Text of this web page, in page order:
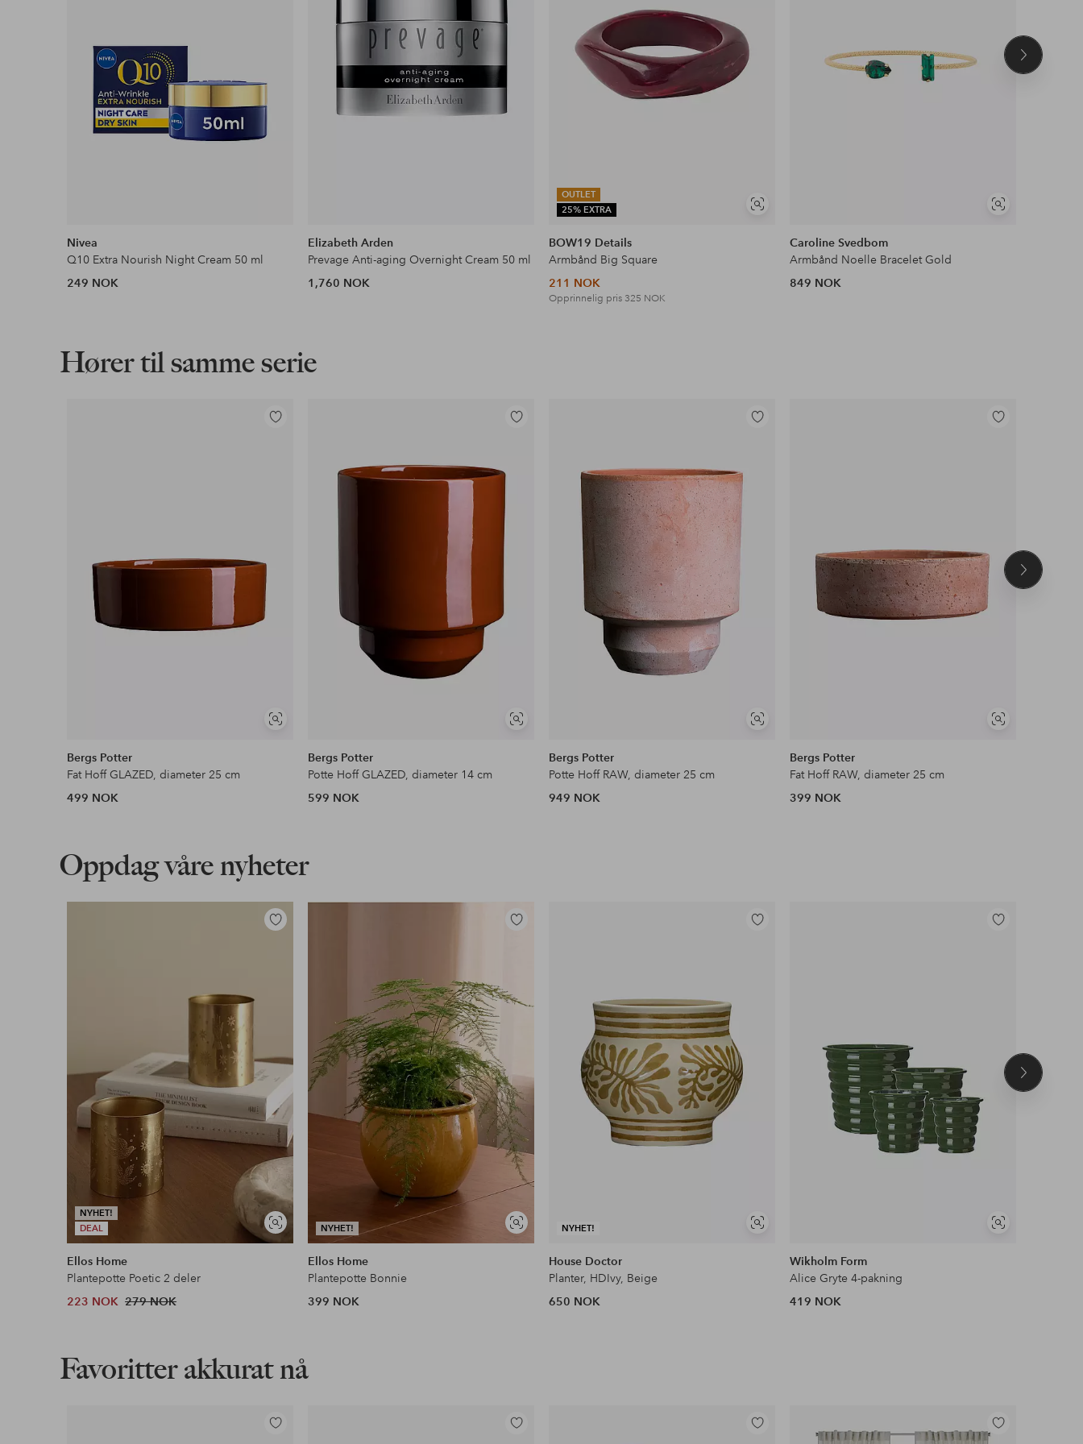
Nivea
Q10 Extra Nourish Night Cream 50 ml
249 NOK
Elizabeth Arden
Prevage Anti-aging Overnight Cream 50 ml
1,760 NOK
OUTLET
25% EXTRA
Vis
BOW19 Details
Armbånd Big Square
211 NOK
Opprinnelig pris 325 NOK
Vis
Caroline Svedbom
Armbånd Noelle Bracelet Gold
849 NOK
Neste
Hører til samme serie
Vis
Legg
Bergs Potter
Fat Hoff GLAZED, diameter 25 cm
499 NOK
Vis
Legg
Bergs Potter
Potte Hoff GLAZED, diameter 14 cm
599 NOK
Vis
Legg
Bergs Potter
Potte Hoff RAW, diameter 25 cm
949 NOK
Vis
Legg
Bergs Potter
Fat Hoff RAW, diameter 25 cm
399 NOK
Neste
Oppdag våre nyheter
NYHET!
DEAL
Vis
lignende
Legg
Ellos Home
Plantepotte Poetic 2 deler
223 NOK 279 NOK
NYHET!
Vis
lignende
Legg
Ellos Home
Plantepotte Bonnie
399 NOK
NYHET!
Vis
Legg
House Doctor
Planter, HDIvy, Beige
650 NOK
Vis
Legg
Wikholm Form
Alice Gryte 4-pakning
419 NOK
Neste
Favoritter akkurat nå
Legg
Legg
Legg
Legg